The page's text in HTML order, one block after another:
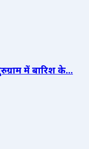
में बारिश के...